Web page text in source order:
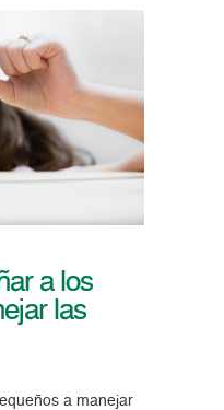
a los
las
a manejar